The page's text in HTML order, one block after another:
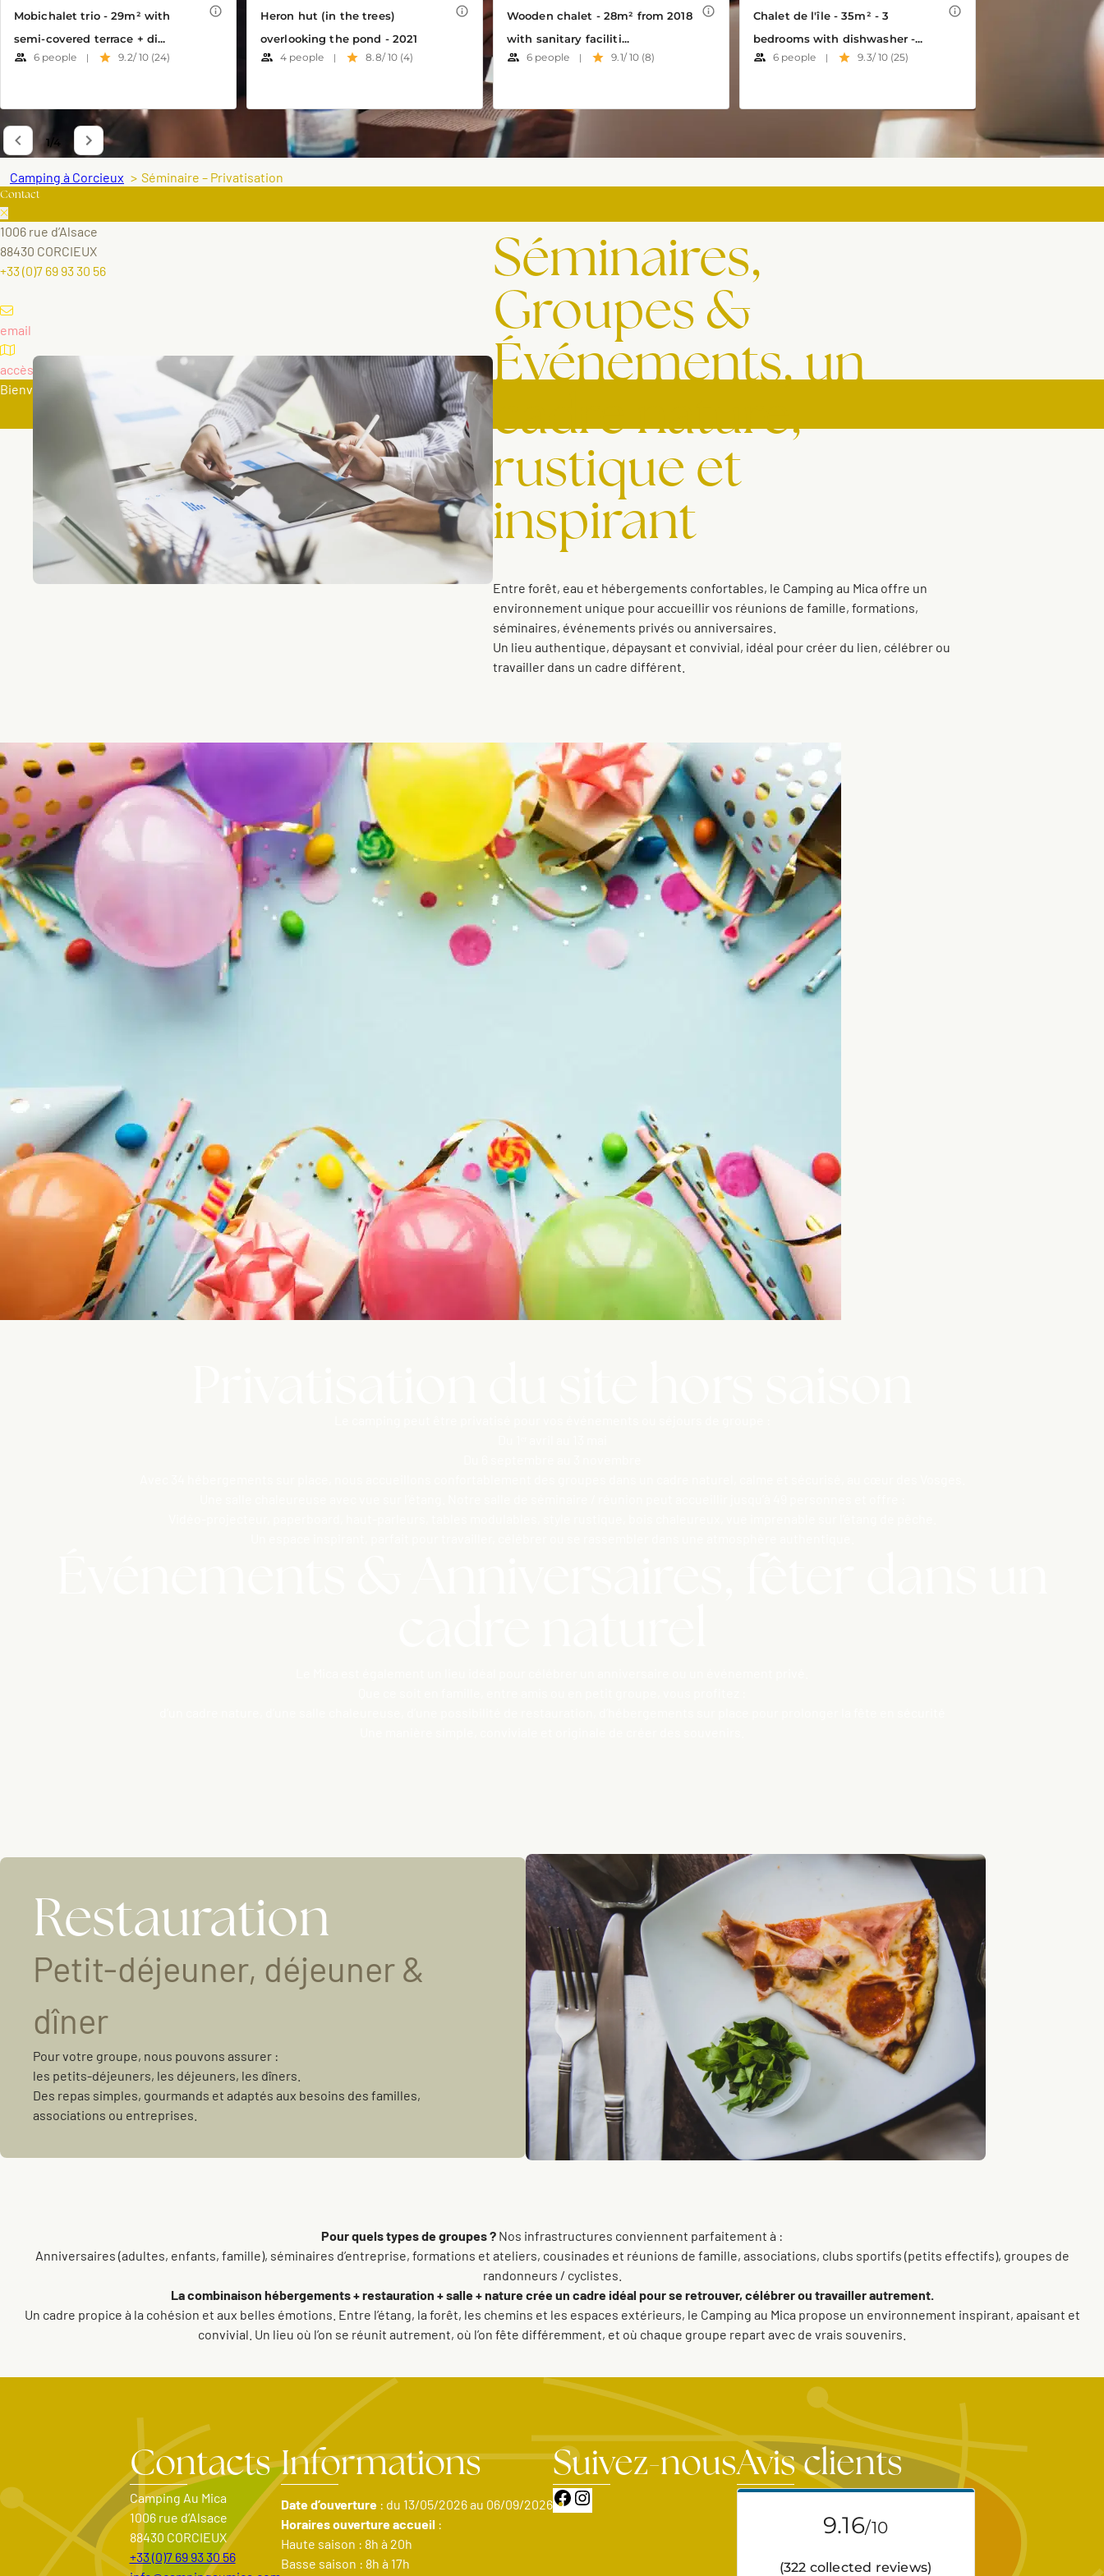
Camping à Corcieux Séminaire – Privatisation
Séminaires,
Groupes &
Événements, un
cadre nature,
rustique et
inspirant
Entre forêt, eau et hébergements confortables, le Camping au Mica offre un
environnement unique pour accueillir vos réunions de famille, formations,
séminaires, événements privés ou anniversaires.
Un lieu authentique, dépaysant et convivial, idéal pour créer du lien, célébrer ou
travailler dans un cadre différent.
Restauration
Petit-déjeuner, déjeuner &
dîner
Pour votre groupe, nous pouvons assurer :
les petits-déjeuners, les déjeuners, les dîners.
Des repas simples, gourmands et adaptés aux besoins des familles,
associations ou entreprises.
Pour quels types de groupes ? Nos infrastructures conviennent parfaitement à :
Anniversaires (adultes, enfants, famille), séminaires d’entreprise, formations et ateliers, cousinades et réunions de famille, associations, clubs sportifs (petits effectifs), groupes de
randonneurs / cyclistes.
La combinaison hébergements + restauration + salle + nature crée un cadre idéal pour se retrouver, célébrer ou travailler autrement.
Un cadre propice à la cohésion et aux belles émotions. Entre l’étang, la forêt, les chemins et les espaces extérieurs, le Camping au Mica propose un environnement inspirant, apaisant et
convivial. Un lieu où l’on se réunit autrement, où l’on fête différemment, et où chaque groupe repart avec de vrais souvenirs.
Contacts
Camping Au Mica
1006 rue d’Alsace
88430 CORCIEUX
+33 (0)7 69 93 30 56
Informations
Date d’ouverture: du 13/05/2026 au 06/09/2026
Horaires ouverture accueil:
Haute saison : 8h à 20h
Basse saison : 8h à 17h
Suivez-nous
Facebook
Avis clients
Contact
1006 rue d’Alsace
88430 CORCIEUX
+33 (0)7 69 93 30 56
email
accès
Bienvenue sur notre nouveau site internet !